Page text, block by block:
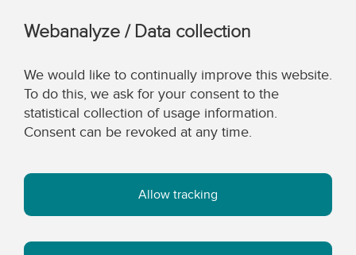
Webanalyze / Data collection
We would like to continually improve this website.
To do this, we ask for your consent to the
statistical collection of usage information.
Consent can be revoked at any time.
Allow tracking